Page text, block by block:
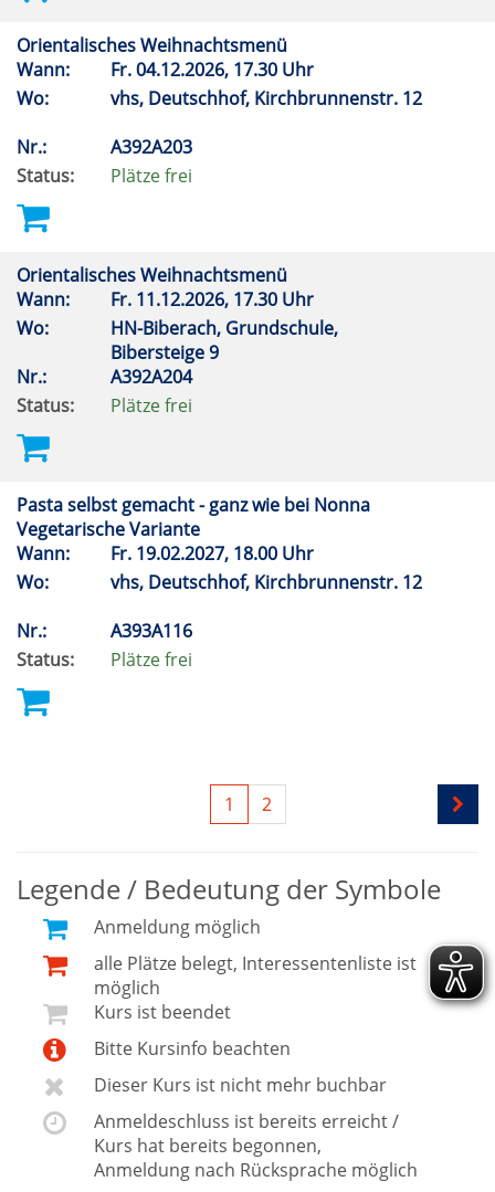
Orientalisches Weihnachtsmenü
Wann:
Fr.04.12.2026, 17.30 Uhr
Wo:
vhs, Deutschhof, Kirchbrunnenstr. 12
Nr.:
A392A203
Status:
Plätze frei
Orientalisches Weihnachtsmenü
Wann:
Fr. 11.12.2026, 17.30 Uhr
Wo:
HN-Biberach, Grundschule,
Bibersteige 9
Nr.:
A392A204
Status:
Plätze frei
Pasta selbst gemacht - ganz wie bei Nonna
Vegetarische Variante
Wann:
Fr. 19.02.2027, 18.00 Uhr
Wo:
vhs, Deutschhof, Kirchbrunnenstr. 12
Nr.:
A393A116
Status:
Plätze frei
1 2
Legende / Bedeutung der Symbole
Anmeldung möglich
alle Plätze belegt, Interessentenliste ist
möglich
Kurs ist beendet
Bitte Kursinfo beachten
Dieser Kurs ist nicht mehr buchbar
Anmeldeschluss ist bereits erreicht /
Kurs hat bereits begonnen,
Anmeldung nach Rücksprache möglich